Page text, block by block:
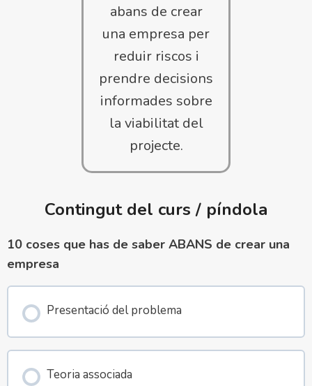
abans de crear
una empresa per
reduir riscos i
prendre decisions
informades sobre
la viabilitat del
projecte.
Contingut del curs / píndola
10 coses que has de saber ABANS de crear una
empresa
Presentació del problema
Teoria associada